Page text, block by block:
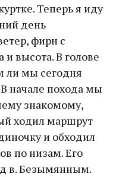
Теперь я иду
день
фирн с
высота. В голове
ли мы сегодня
начале похода мы
знакомому,
ходил маршрут
и обходил
по низам. Его
в. Безымянным.